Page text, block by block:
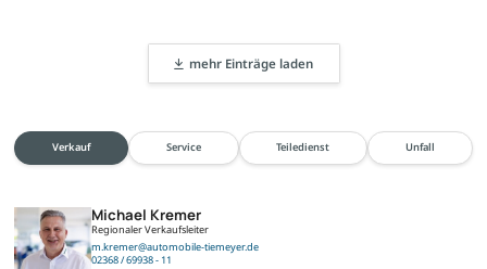
mehr Einträge laden
Verkauf Service Teiledienst Unfall
Michael Kremer
Regionaler Verkaufsleiter
m.kremer@automobile-tiemeyer.de
02368 / 69938 - 11